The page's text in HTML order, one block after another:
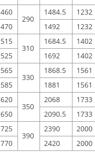
460
290
1484.5 1232
470 1492 1232
515
310
1684.5 1402
525 1692 1402
565
330
1868.5 1561
585 1881 1561
620
350
2068 1733
650 2090.5 1733
725
390
2390 2000
770 2420 2000